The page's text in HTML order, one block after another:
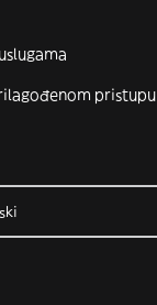
pristupu